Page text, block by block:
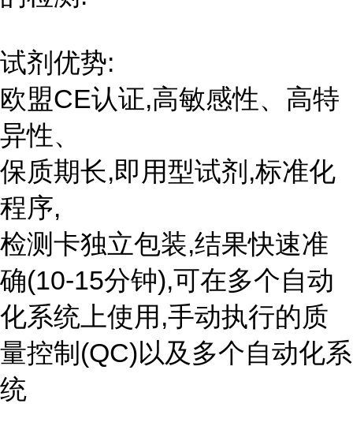
试剂优势:
欧盟CE认证,高敏感性、高特
异性、
保质期长,即用型试剂,标准化
程序,
检测卡独立包装,结果快速准
确(10-15分钟),可在多个自动
化系统上使用,手动执行的质
量控制(QC)以及多个自动化系
统